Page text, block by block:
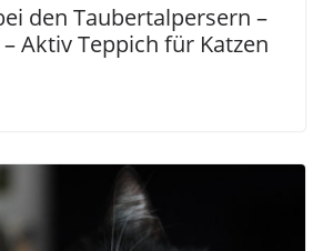
den Taubertalpersern –
Aktiv Teppich für Katzen